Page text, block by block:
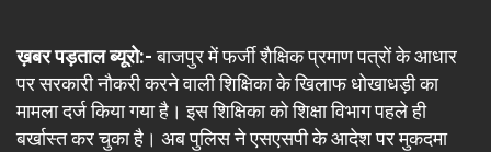
ख़बर पड़ताल ब्यूरो:-बाजपुर में फर्जी शैक्षिक प्रमाण पत्रों के आधार
पर सरकारी नौकरी करने वाली शिक्षिका के खिलाफ धोखाधड़ी का
मामला दर्ज किया गया है। इस शिक्षिका को शिक्षा विभाग पहले ही
बर्खास्त कर चुका है। अब पुलिस ने एसएसपी के आदेश पर मुकदमा